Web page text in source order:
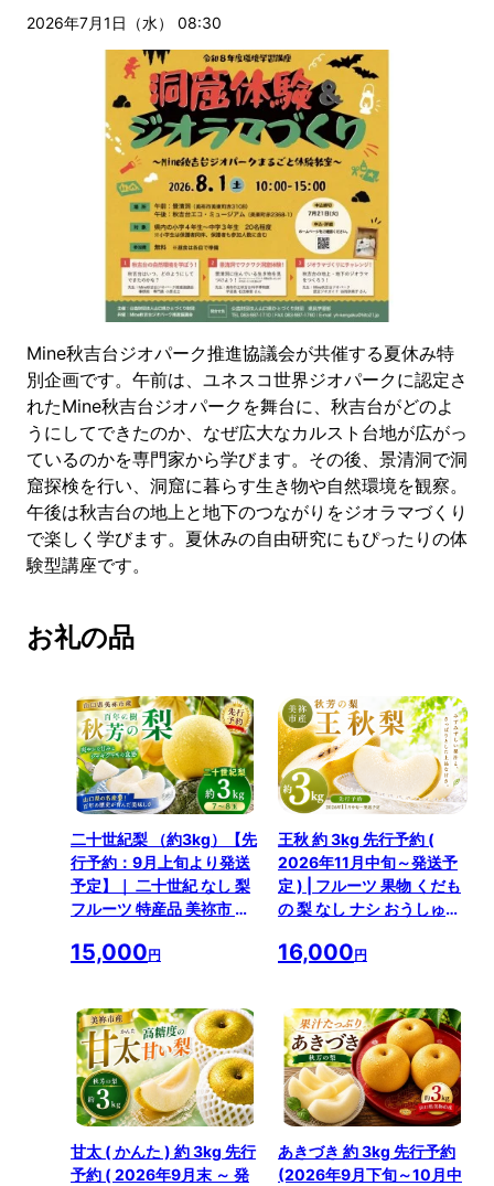
2026年7月1日（水） 08:30
Mine秋吉台ジオパーク推進協議会が共催する夏休み特
別企画です。午前は、ユネスコ世界ジオパークに認定さ
れたMine秋吉台ジオパークを舞台に、秋吉台がどのよ
うにしてできたのか、なぜ広大なカルスト台地が広がっ
ているのかを専門家から学びます。その後、景清洞で洞
窟探検を行い、洞窟に暮らす生き物や自然環境を観察。
午後は秋吉台の地上と地下のつながりをジオラマづくり
で楽しく学びます。夏休みの自由研究にもぴったりの体
験型講座です。
お礼の品
二十世紀梨 （約3kg）【先
行予約：9月上旬より発送
予定】｜ 二十世紀 なし 梨
フルーツ 特産品 美祢市 美
カルスト台地 先行予約
15,000円
王秋 約 3kg 先行予約 (
2026年11月中旬～発送予
定 ) | フルーツ 果物 くだも
の 梨 なし ナシ おうしゅう
美祢市 美祢 秋芳 秋芳町 カ
16,000円
甘太 ( かんた ) 約 3kg 先行
予約 ( 2026年9月末 ～ 発
あきづき 約 3kg 先行予約
(2026年9月下旬～10月中